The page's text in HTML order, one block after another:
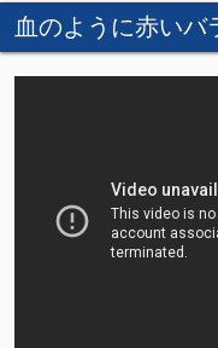
血のように赤いバ